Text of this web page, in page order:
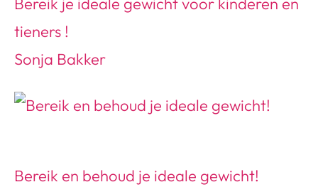
tieners !
Sonja Bakker
Bereik en behoud je ideale gewicht!